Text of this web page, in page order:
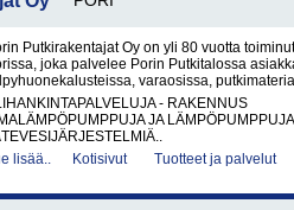
Putkirakentajat Oy on yli 80 vuotta
joka palvelee Porin Putkitalossa
varaosissa,
- RAKENNUS
JA LÄMPÖPUMPPUJA
lisää..
Kotisivut Tuotteet ja palvelut